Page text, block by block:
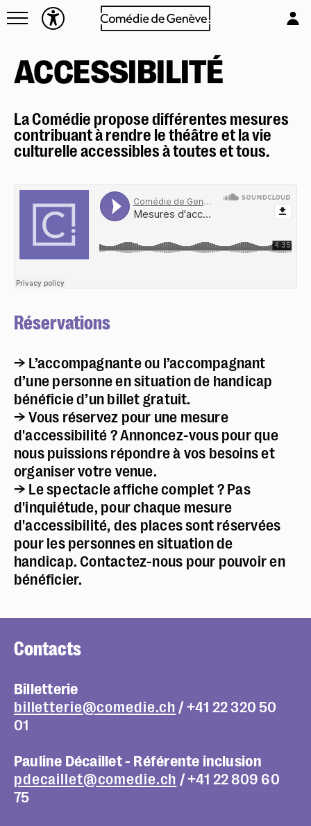
Navettes
Foire aux questions
L'équipe
Partenaires
Louer la Comédie
Technique
Réserver en ligne
ACCESSIBILITÉ
La Comédie propose différentes mesures
contribuant à rendre le théâtre et la vie
culturelle accessibles à toutes et tous.
Réservations
→ L’accompagnante ou l’accompagnant
d’une personne en situation de handicap
bénéficie d’un billet gratuit.
→ Vous réservez pour une mesure
d'accessibilité ? Annoncez-vous pour que
nous puissions répondre à vos besoins et
organiser votre venue.
→ Le spectacle affiche complet ? Pas
d'inquiétude, pour chaque mesure
d'accessibilité, des places sont réservées
pour les personnes en situation de
handicap. Contactez-nous pour pouvoir en
bénéficier.
Contacts
Billetterie
billetterie@comedie.ch / +41 22 320 50
01
Pauline Décaillet - Référente inclusion
pdecaillet@comedie.ch / +41 22 809 60
75